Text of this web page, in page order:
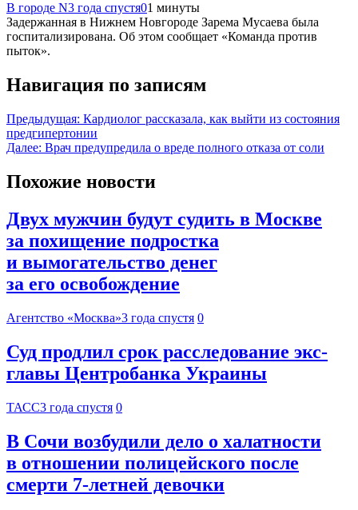
В городе N3 года спустя01 минуты
Задержанная в Нижнем Новгороде Зарема Мусаева была
госпитализирована. Об этом сообщает «Команда против
пыток».
Навигация по записям
Предыдущая: Кардиолог рассказала, как выйти из состояния
предгипертонии
Далее: Врач предупредила о вреде полного отказа от соли
Похожие новости
Двух мужчин будут судить в Москве
за похищение подростка
и вымогательство денег
за его освобождение
Агентство «Москва»3 года спустя 0
Суд продлил срок расследование экс-
главы Центробанка Украины
ТАСС3 года спустя 0
В Сочи возбудили дело о халатности
в отношении полицейского после
смерти 7-летней девочки